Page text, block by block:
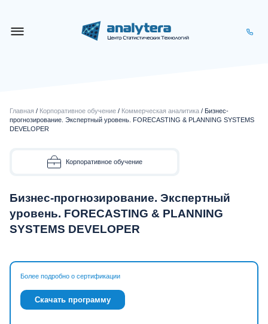
Главная / Корпоративное обучение / Коммерческая аналитика / Бизнес-
прогнозирование. Экспертный уровень. FORECASTING & PLANNING SYSTEMS
DEVELOPER
Корпоративное обучение
Бизнес-прогнозирование. Экспертный
уровень. FORECASTING & PLANNING
SYSTEMS DEVELOPER
Более подробно о сертификации
Скачать программу